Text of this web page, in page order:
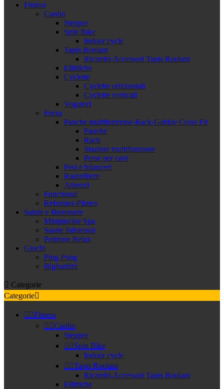
Fitness
Cardio
Stepper
Spin Bike
Indoor cycle
Tapis Roulant
Ricambi-Accessori Tapis Roulant
Ellittiche
Cyclette
Cyclette orizzontali
Cyclette verticali
Vogatori
Forza
Panche multifunzione-Rack-Gabbie Cross Fit
Panche
Rack
Stazioni multifunzione
Prese per cavi
Pesi e bilanceri
Rastrelliere
Attrezzi
Functional
Reformer-Pilates
Salute e Benessere
Minipiscine Spa
Saune Infrarossi
Poltrone Relax
Giochi
Ping Pong
Bigliardini
 Categorie
Categorie
 Fitness
 Cardio
Stepper
 Spin Bike
Indoor cycle
 Tapis Roulant
Ricambi-Accessori Tapis Roulant
Ellittiche